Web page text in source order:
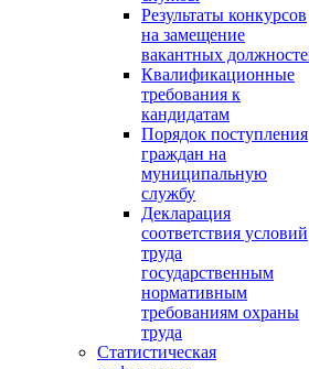
Результаты конкурсов
на замещение
вакантных
Квалификационные
требования к
кандидатам
Порядок поступления
граждан на
муниципальную
службу
Декларация
соответствия условий
труда
государственным
нормативным
требованиям охраны
труда
Статистическая